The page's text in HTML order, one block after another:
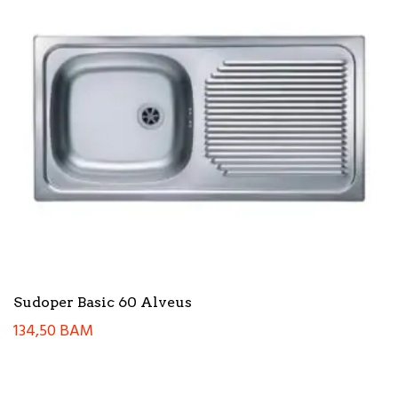
Sudoper Basic 60 Alveus
134,50BAM